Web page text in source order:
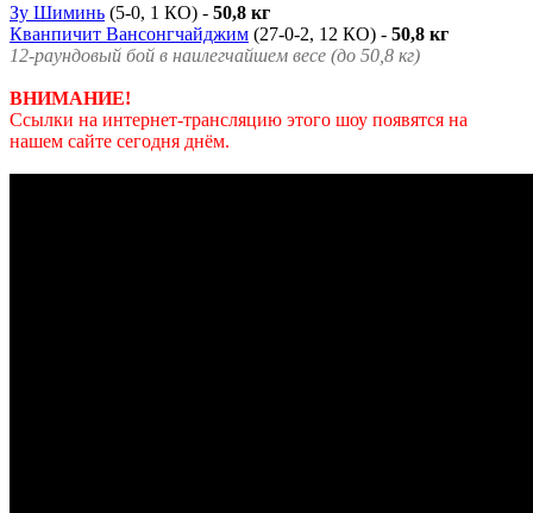
Зу Шиминь (5-0, 1 КО) - 50,8 кг
Кванпичит Вансонгчайджим (27-0-2, 12 КО) - 50,8 кг
12-раундовый бой в наилегчайшем весе (до 50,8 кг)
ВНИМАНИЕ!
Ссылки на интернет-трансляцию этого шоу появятся на
нашем сайте сегодня днём.